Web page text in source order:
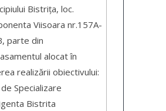
Bistrița, loc.
Viisoara nr.157A-
parte din
alocat în
realizării obiectivului:
Specializare
Bistrita